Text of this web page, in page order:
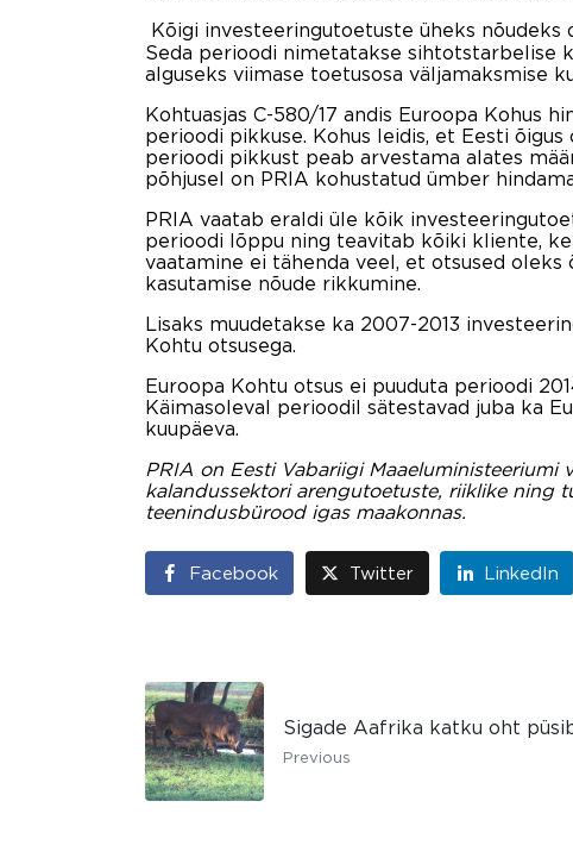
Kõigi investeeringutoetuste üheks
Seda perioodi nimetatakse sihtotstarbelise
alguseks viimase toetusosa väljamaksmise
Kohtuasjas C-580/17 andis Euroopa Kohus
perioodi pikkuse. Kohus leidis, et Eesti
perioodi pikkust peab arvestama alates
põhjusel on PRIA kohustatud ümber
PRIA vaatab eraldi üle kõik
perioodi lõppu ning teavitab kõiki kliente,
vaatamine ei tähenda veel, et otsused oleks
kasutamise nõude rikkumine.
Lisaks muudetakse ka 2007-2013
Kohtu otsusega.
Euroopa Kohtu otsus ei puuduta perioodi
Käimasoleval perioodil sätestavad juba ka
kuupäeva.
PRIA on Eesti Vabariigi Maaeluministeeriumi
kalandussektori arengutoetuste, riiklike ning
teenindusbürood igas maakonnas.
Facebook Twitter LinkedIn
Sigade Aafrika katku oht
Previous